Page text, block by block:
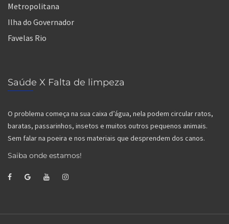
Metropolitana
Ilha do Governador
Favelas Rio
Saúde X Falta de limpeza
O problema começa na sua caixa d’água, nela podem circular ratos,
baratas, passarinhos, insetos e muitos outros pequenos animais.
Sem falar na poeira e nos materiais que desprendem dos canos.
Saiba onde estamos!